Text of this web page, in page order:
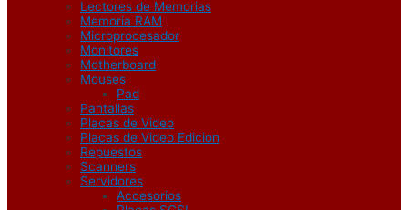
Lectores de Memorias
Memoria RAM
Microprocesador
Monitores
Motherboard
Mouses
Pad
Pantallas
Placas de Video
Placas de Video Edicion
Repuestos
Scanners
Servidores
Accesorios